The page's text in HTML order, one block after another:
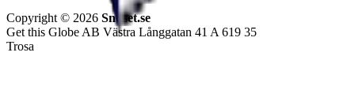
Copyright © 2026 Snuset.se
Get this Globe AB Västra Långgatan 41 A 619 35
Trosa